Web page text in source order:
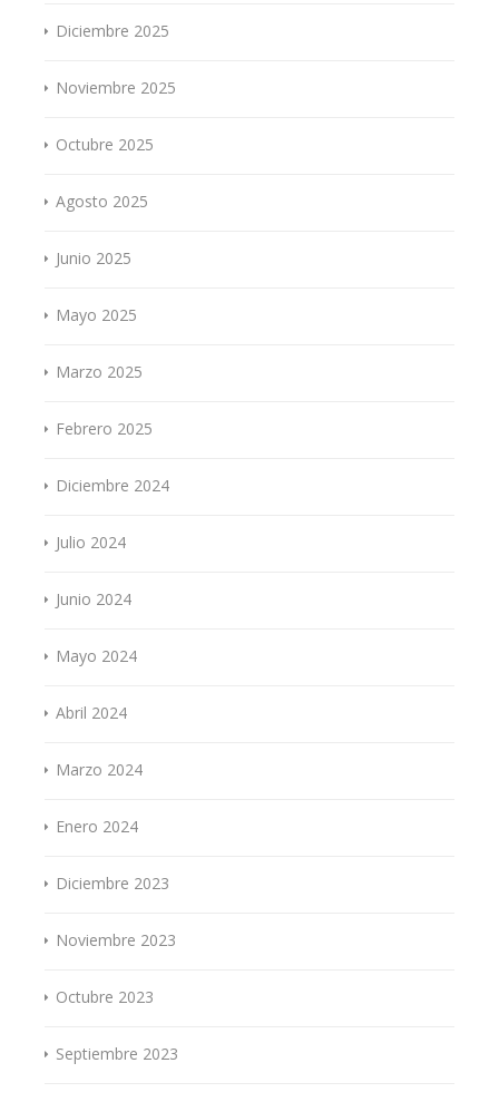
Diciembre 2025
Noviembre 2025
Octubre 2025
Agosto 2025
Junio 2025
Mayo 2025
Marzo 2025
Febrero 2025
Diciembre 2024
Julio 2024
Junio 2024
Mayo 2024
Abril 2024
Marzo 2024
Enero 2024
Diciembre 2023
Noviembre 2023
Octubre 2023
Septiembre 2023